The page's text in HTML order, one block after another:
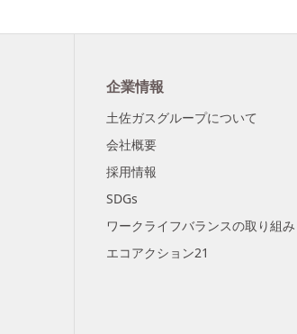
企業情報
土佐ガスグループについて
会社概要
採用情報
SDGs
ワークライフバランスの取り組み
エコアクション21